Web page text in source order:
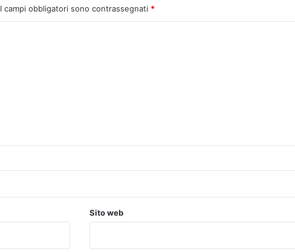
I campi obbligatori sono contrassegnati *
Sito web